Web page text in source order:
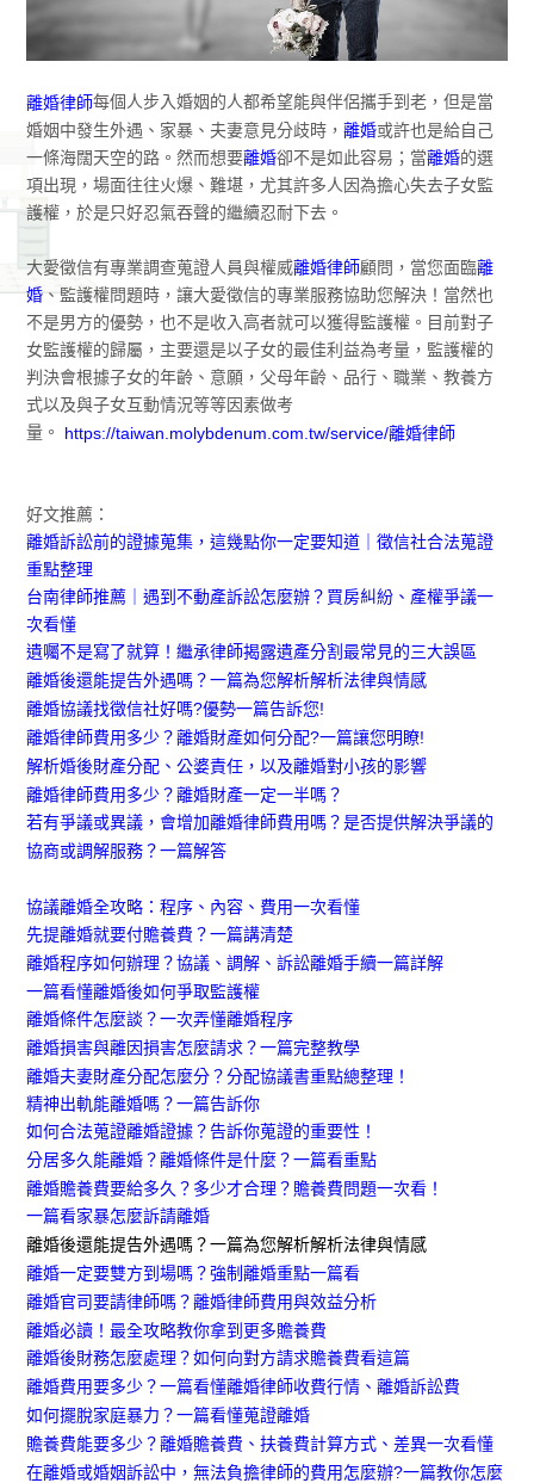
離婚律師每個人步入婚姻的人都希望能與伴侶攜手到老，但是當
婚姻中發生外遇、家暴、夫妻意見分歧時，離婚或許也是給自己
一條海闊天空的路。然而想要離婚卻不是如此容易；當離婚的選
項出現，場面往往火爆、難堪，尤其許多人因為擔心失去子女監
護權，於是只好忍氣吞聲的繼續忍耐下去。
大愛徵信有專業調查蒐證人員與權威離婚律師顧問，當您面臨離
婚、監護權問題時，讓大愛徵信的專業服務協助您解決！當然也
不是男方的優勢，也不是收入高者就可以獲得監護權。目前對子
女監護權的歸屬，主要還是以子女的最佳利益為考量，監護權的
判決會根據子女的年齡、意願，父母年齡、品行、職業、教養方
式以及與子女互動情況等等因素做考
量。 https://taiwan.molybdenum.com.tw/service/離婚律師
好文推薦：
離婚訴訟前的證據蒐集，這幾點你一定要知道｜徵信社合法蒐證
重點整理
台南律師推薦｜遇到不動產訴訟怎麼辦？買房糾紛、產權爭議一
次看懂
遺囑不是寫了就算！繼承律師揭露遺產分割最常見的三大誤區
離婚後還能提告外遇嗎？一篇為您解析解析法律與情感
離婚協議找徵信社好嗎?優勢一篇告訴您!
離婚律師費用多少？離婚財產如何分配?一篇讓您明瞭!
解析婚後財產分配、公婆責任，以及離婚對小孩的影響
離婚律師費用多少？離婚財產一定一半嗎？
若有爭議或異議，會增加離婚律師費用嗎？是否提供解決爭議的
協商或調解服務？一篇解答
協議離婚全攻略：程序、內容、費用一次看懂
先提離婚就要付贍養費？一篇講清楚​
離婚程序如何辦理？協議、調解、訴訟離婚手續一篇詳解
一篇看懂離婚後如何爭取監護權
離婚條件怎麼談？一次弄懂離婚程序
離婚損害與離因損害怎麼請求？一篇完整教學
離婚夫妻財產分配怎麼分？分配協議書重點總整理！
精神出軌能離婚嗎？一篇告訴你​
如何合法蒐證離婚證據？告訴你蒐證的重要性！​
分居多久能離婚？離婚條件是什麼？一篇看重點
離婚贍養費要給多久？多少才合理？贍養費問題一次看！
一篇看家暴怎麼訴請離婚
離婚後還能提告外遇嗎？一篇為您解析解析法律與情感
離婚一定要雙方到場嗎？強制離婚重點一篇看
離婚官司要請律師嗎？離婚律師費用與效益分析
離婚必讀！最全攻略教你拿到更多贍養費
離婚後財務怎麼處理？如何向對方請求贍養費看這篇
離婚費用要多少？一篇看懂離婚律師收費行情、離婚訴訟費
如何擺脫家庭暴力？一篇看懂蒐證離婚
贍養費能要多少？離婚贍養費、扶養費計算方式、差異一次看懂
在離婚或婚姻訴訟中，無法負擔律師的費用怎麼辦?一篇教你怎麼